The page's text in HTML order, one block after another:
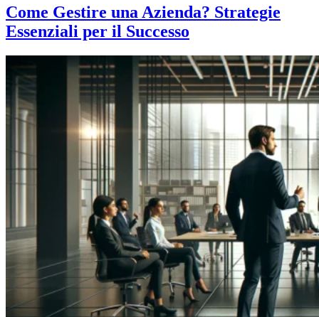
Come Gestire una Azienda? Strategie
Essenziali per il Successo